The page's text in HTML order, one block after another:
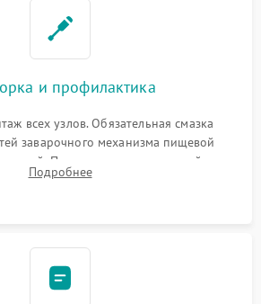
и профилактика
всех узлов. Обязательная смазка
заварочного механизма пищевой
Проведение программной
очистки системы от кофейных масел.
Подробнее